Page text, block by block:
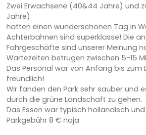
Zwei Erwachsene (40&44 Jahre) und
Jahre)
hatten einen wunderschönen Tag in
Achterbahnen sind superklasse! Die
Fahrgeschäfte sind unserer Meinung
Wartezeiten betrugen zwischen 5-15
Das Personal war von Anfang bis zum
freundlich!
Wir fanden den Park sehr sauber und
durch die grüne Landschaft zu gehen.
Das Essen war typisch holländisch
Parkgebühr 8 € naja